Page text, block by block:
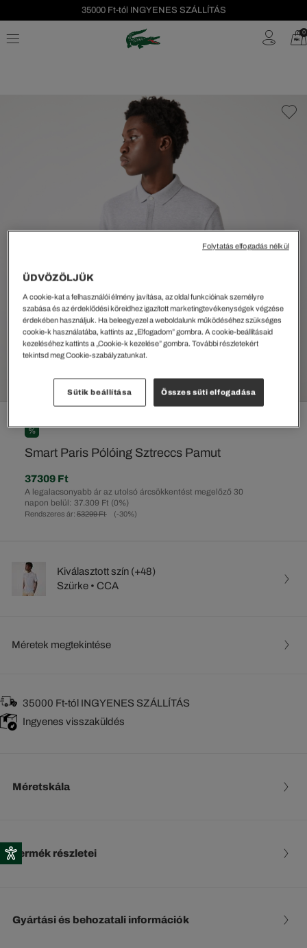
Szezonális leárazás akár -40%!
Ingyenes visszaküldés! 0
%
Smart Paris Pólóing Sztreccs Pamut
Rendszeres ár: 53299 Ft (-30%)
A legalacsonyabb ár az utolsó árcsökkentést megelőző 30
napon belül: 37.309 Ft (0%)
37309 Ft
Kiválasztott szín (+48)
Szürke • CCA
Méretek megtekintése
35000 Ft-tól INGYENES SZÁLLÍTÁS
Ingyenes visszaküldés
Méretskála
Termék részletei
Gyártási és behozatali információk
ÜDVÖZÖLJÜK
A cookie-kat a felhasználói élmény javítása, az oldal funkcióinak személyre
szabása és az érdeklődési köreidhez igazított marketingtevékenységek végzése
érdekében használjuk. Ha beleegyezel a weboldalunk működéséhez szükséges
cookie-k használatába, kattints az „Elfogadom” gombra. A cookie-beállításaid
kezeléséhez kattints a „Cookie-k kezelése” gombra. További részletekért
tekintsd meg Cookie-szabályzatunkat.
Sütik beállítása Összes süti elfogadása
Folytatás elfogadás nélkül